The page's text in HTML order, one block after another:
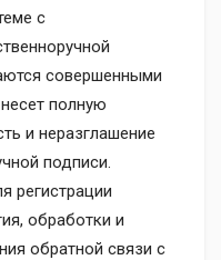
с
совершенными
полную
и неразглашение
подписи.
регистрации
обработки и
обратной связи с